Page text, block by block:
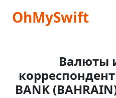
OhMySwift
Валюты
BANK